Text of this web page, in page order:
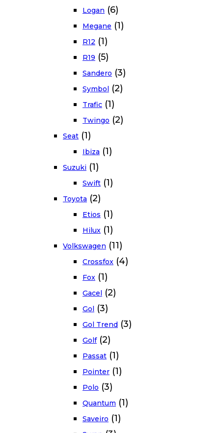
Logan (6)
Megane (1)
R12 (1)
R19 (5)
Sandero (3)
Symbol (2)
Trafic (1)
Twingo (2)
Seat (1)
Ibiza (1)
Suzuki (1)
Swift (1)
Toyota (2)
Etios (1)
Hilux (1)
Volkswagen (11)
Crossfox (4)
Fox (1)
Gacel (2)
Gol (3)
Gol Trend (3)
Golf (2)
Passat (1)
Pointer (1)
Polo (3)
Quantum (1)
Saveiro (1)